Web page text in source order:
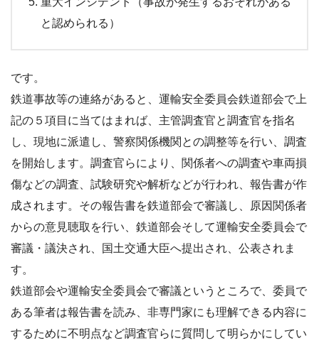
と認められる）
です。
鉄道事故等の連絡があると、運輸安全委員会鉄道部会で上
記の５項目に当てはまれば、主管調査官と調査官を指名
し、現地に派遣し、警察関係機関との調整等を行い、調査
を開始します。調査官らにより、関係者への調査や車両損
傷などの調査、試験研究や解析などが行われ、報告書が作
成されます。その報告書を鉄道部会で審議し、原因関係者
からの意見聴取を行い、鉄道部会そして運輸安全委員会で
審議・議決され、国土交通大臣へ提出され、公表されま
す。
鉄道部会や運輸安全委員会で審議というところで、委員で
ある筆者は報告書を読み、非専門家にも理解できる内容に
するために不明点など調査官らに質問して明らかにしてい